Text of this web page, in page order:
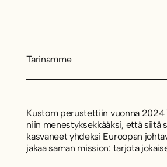
Tarinamme
Kustom perustettiin vuonna 2024
niin menestyksekkääksi, että siitä
kasvaneet yhdeksi Euroopan
jakaa saman mission: tarjota